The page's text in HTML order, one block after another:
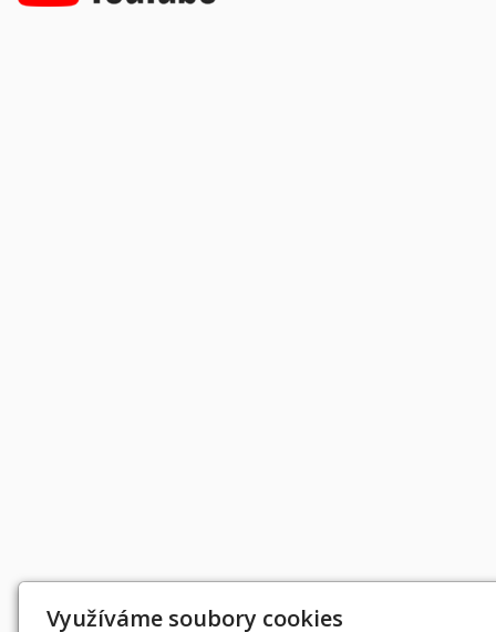
Děkujeme za podporu
Využíváme soubory cookies